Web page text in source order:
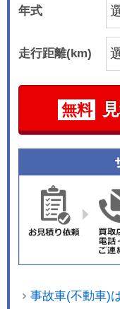
年式
走行距離(km)
無料
事故車(不動車)